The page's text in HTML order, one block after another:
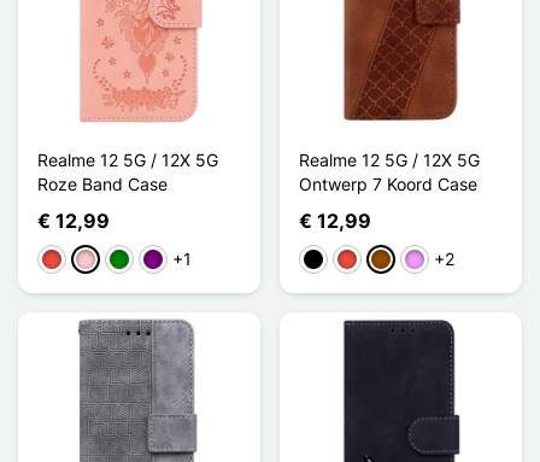
Realme 12 5G / 12X 5G
Roze Band Case
€ 12,99
RoodRozeGroenPurper
+1
Realme 12 5G / 12X 5G
Ontwerp 7 Koord Case
€ 12,99
ZwartRoodBruinLicht Violet
+2